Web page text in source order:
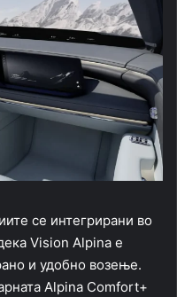
се интегрирани во
Vision Alpina е
и удобно возење.
Alpina Comfort+